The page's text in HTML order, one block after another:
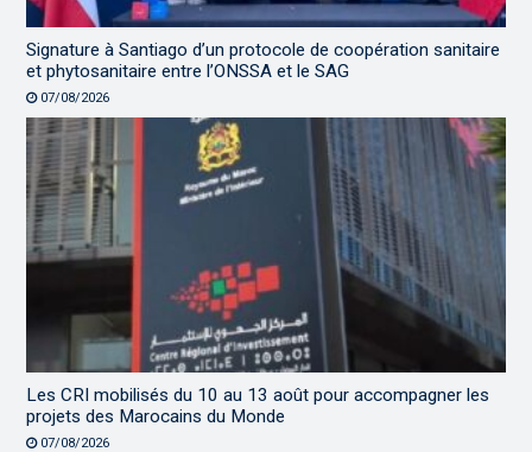
Signature à Santiago d’un protocole de coopération sanitaire
et phytosanitaire entre l’ONSSA et le SAG
07/08/2026
Les CRI mobilisés du 10 au 13 août pour accompagner les
projets des Marocains du Monde
07/08/2026